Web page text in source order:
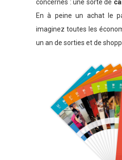
concernés : une sorte de
En à peine un achat le
imaginez toutes les
un an de sorties et de